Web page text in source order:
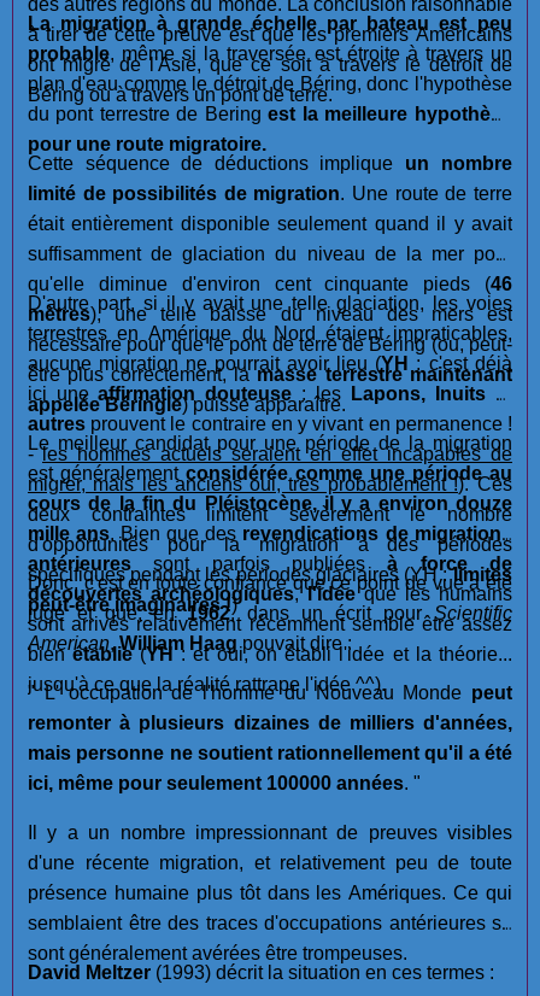
à tirer de cette preuve est que les premiers Américains
ont migré de l'Asie, que ce soit à travers le détroit de
Béring ou à travers un pont de terre.
La migration à grande échelle par bateau est peu
probable, même si la traversée est étroite à travers un
plan d'eau comme le détroit de Béring, donc l'hypothèse
du pont terrestre de Bering est la meilleure hypothèse
pour une route migratoire.
Cette séquence de déductions implique un nombre
limité de possibilités de migration. Une route de terre
était entièrement disponible seulement quand il y avait
suffisamment de glaciation du niveau de la mer pour
qu'elle diminue d'environ cent cinquante pieds (46
mètres), une telle baisse du niveau des mers est
nécessaire pour que le pont de terre de Béring (ou, peut-
être plus correctement, lamasse terrestre maintenant
appelée Béringie) puisse apparaître.
D'autre part, si il y avait une telle glaciation, les voies
terrestres en Amérique du Nord étaient impraticables,
aucune migration ne pourrait avoir lieu (YH : c'est déjà
ici une affirmation douteuse : les Lapons, Inuits et
autres prouvent le contraire en y vivant en permanence !
-les hommes actuels seraient en effet incapables de
migrer, mais les anciens oui, très probablement !). Ces
deux contraintes limitent sévèrement le nombre
d'opportunités pour la migration à des périodes
spécifiques pendant les périodes glaciaires (YH :limites
peut-être imaginaires !)
Le meilleur candidat pour une période de la migration
est généralement considérée comme une période au
cours de la fin du Pléistocène, il y a environ douze
mille ans. Bien que des revendications de migrations
antérieures sont parfois publiées à force de
découvertes archéologiques,l'idéeque les humains
sont arrivés relativement récemment semble être assez
bienétablie(YH: et oui, on établi l'idée et la théorie...
jusqu'à ce que la réalité rattrape l'idée ^^).
Donc, c'est en toute confiance que ce point de vue a été
jugé et que, en1962, dans un écrit pourScientific
American,William Haagpouvait dire :
" L' occupation de l'homme du Nouveau Monde peut
remonter à plusieurs dizaines de milliers d'années,
mais personne ne soutient rationnellement qu'il a été
ici, même pour seulement 100000 années. "
Il y a un nombre impressionnant de preuves visibles
d'une récente migration, et relativement peu de toute
présence humaine plus tôt dans les Amériques. Ce qui
semblaient être des traces d'occupations antérieures se
sont généralement avérées être trompeuses.
David Meltzer (1993) décrit la situation en ces termes :